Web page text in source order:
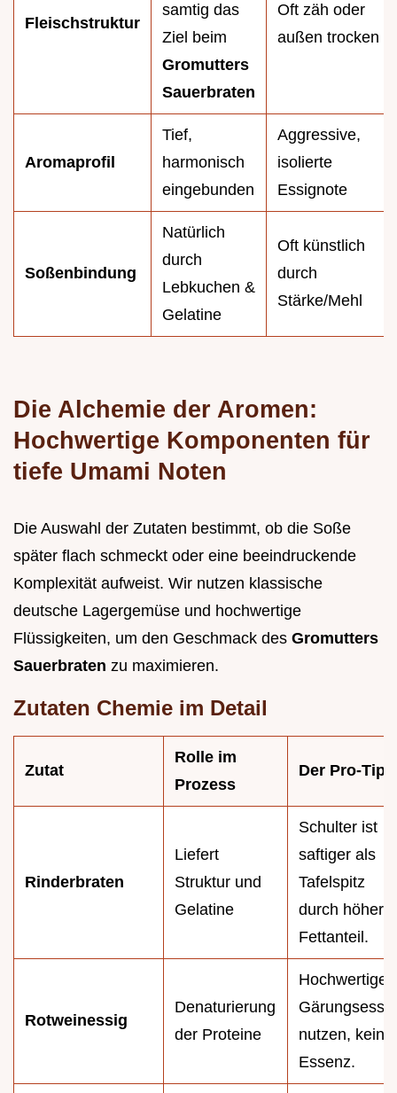
Fleischstruktur
samtig das
Ziel beim
Gromutters
Sauerbraten
Oft zäh oder
außen trocken
Aromaprofil
Tief,
harmonisch
eingebunden
Aggressive,
isolierte
Essignote
Soßenbindung
Natürlich
durch
Lebkuchen &
Gelatine
Oft künstlich
durch
Stärke/Mehl
Die Alchemie der Aromen:
Hochwertige Komponenten für
tiefe Umami Noten
Die Auswahl der Zutaten bestimmt, ob die Soße
später flach schmeckt oder eine beeindruckende
Komplexität aufweist. Wir nutzen klassische
deutsche Lagergemüse und hochwertige
Flüssigkeiten, um den Geschmack des Gromutters
Sauerbraten zu maximieren.
Zutaten Chemie im Detail
Zutat
Rolle im
Prozess
Der Pro-Tipp
Rinderbraten
Liefert
Struktur und
Gelatine
Schulter ist
saftiger als
Tafelspitz
durch
Fettanteil.
Rotweinessig
Denaturierung
der Proteine
Hochwertigen
Gärungsessig
nutzen, keine
Essenz.